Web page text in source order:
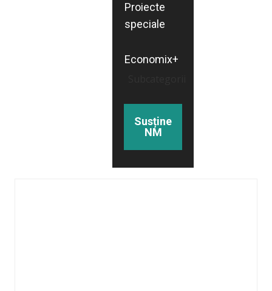
Proiecte
speciale
Economix+
Susține
NM